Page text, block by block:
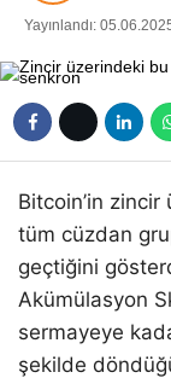
Yayınlandı:
Bitcoin’in
tüm cüzdan
geçtiğini
Akümülasyon
sermayeye
şekilde